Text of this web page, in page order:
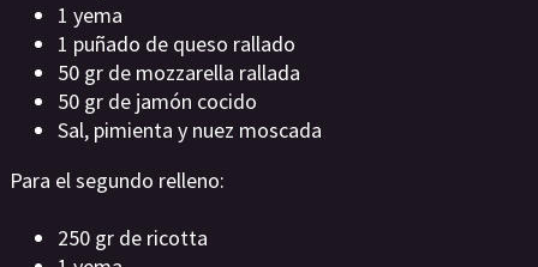
1 yema
1 puñado de queso rallado
50 gr de mozzarella rallada
50 gr de jamón cocido
Sal, pimienta y nuez moscada
Para el segundo relleno:
250 gr de ricotta